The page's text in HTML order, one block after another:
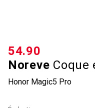
Noreve Coque
Honor Magic5 Pro
CHF
54.90